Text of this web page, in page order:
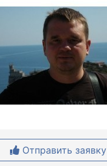
Отправить заявку